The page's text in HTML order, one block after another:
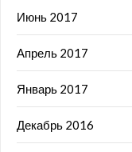
Июнь 2017
Апрель 2017
Январь 2017
Декабрь 2016